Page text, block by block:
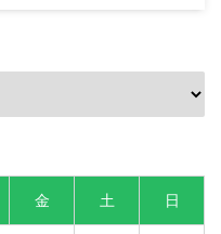
金 土 日